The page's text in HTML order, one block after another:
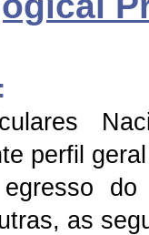
perfil
do
as